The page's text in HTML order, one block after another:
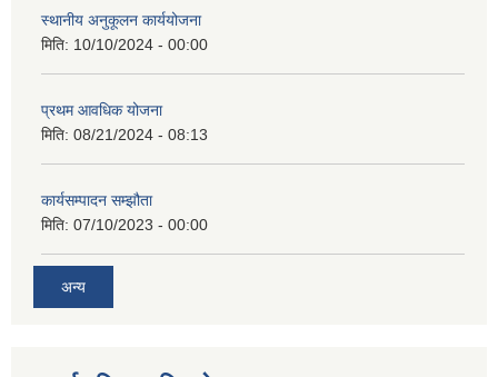
स्थानीय अनुकूलन कार्ययोजना
मिति: 10/10/2024 - 00:00
प्रथम आवधिक योजना
मिति: 08/21/2024 - 08:13
कार्यसम्पादन सम्झौता
मिति: 07/10/2023 - 00:00
अन्य